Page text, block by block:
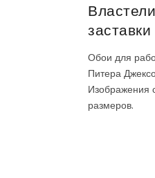
заставки
Обои для
Питера
Изображения
размеров.